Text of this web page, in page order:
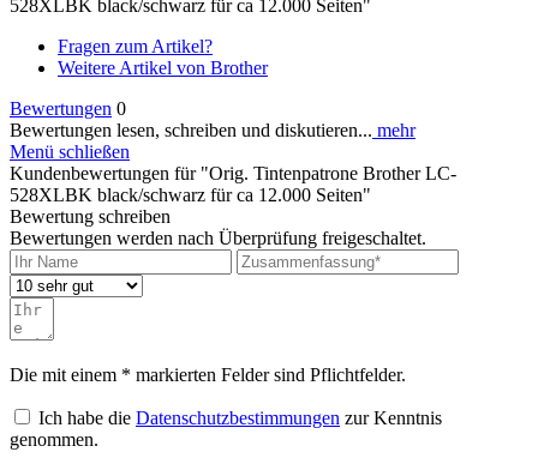
528XLBK black/schwarz für ca 12.000 Seiten"
Fragen zum Artikel?
Weitere Artikel von Brother
Bewertungen 0
Bewertungen lesen, schreiben und diskutieren... mehr
Menü schließen
Kundenbewertungen für "Orig. Tintenpatrone Brother LC-
528XLBK black/schwarz für ca 12.000 Seiten"
Bewertung schreiben
Bewertungen werden nach Überprüfung freigeschaltet.
Die mit einem * markierten Felder sind Pflichtfelder.
Ich habe die Datenschutzbestimmungen zur Kenntnis
genommen.